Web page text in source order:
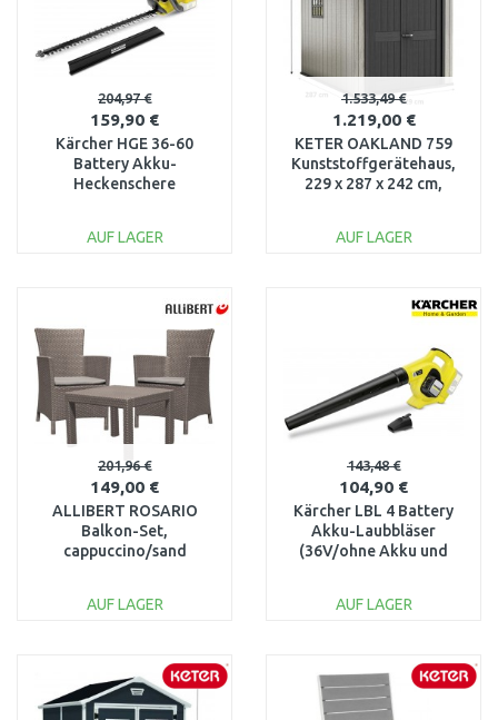
204,97 €
159,90 €
Kärcher HGE 36-60
Battery Akku-
Heckenschere
AUF LAGER
Vergleichen
1.533,49 €
1.219,00 €
KETER OAKLAND 759
Kunststoffgerätehaus,
229 x 287 x 242 cm,
AUF LAGER
201,96 €
149,00 €
ALLIBERT ROSARIO
Balkon-Set,
cappuccino/sand
AUF LAGER
WARENKORB
Vergleichen
143,48 €
104,90 €
Kärcher LBL 4 Battery
Akku-Laubbläser
(36V/ohne Akku und
AUF LAGER
WARENKORB
Vergleichen